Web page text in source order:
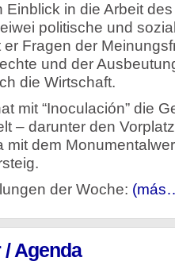
Einblick in die Arbeit
politische und
er Fragen der
und der
die Wirtschaft.
mit “Inoculación” die
– darunter den
mit dem
der Woche:
Agenda